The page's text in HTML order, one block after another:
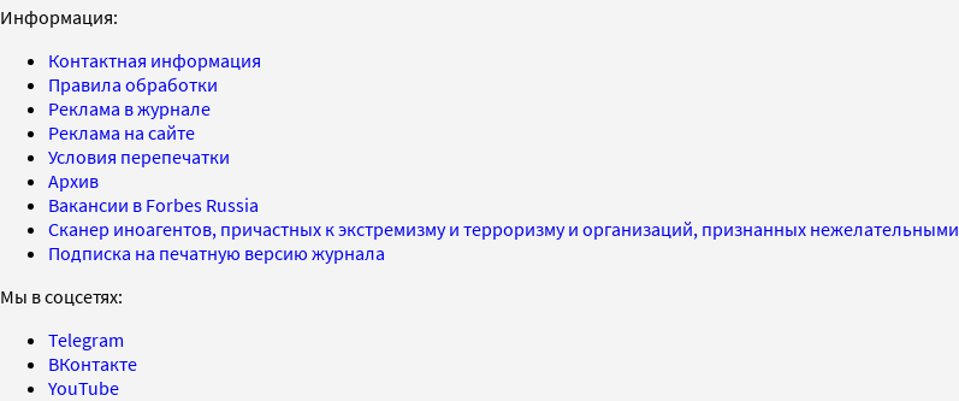
Информация:
Контактная информация
Правила обработки
Реклама в журнале
Реклама на сайте
Условия перепечатки
Архив
Вакансии в Forbes Russia
Сканер иноагентов, причастных к экстремизму и терроризму и организаций, признанных нежелательными
Подписка на печатную версию журнала
Мы в соцсетях:
Telegram
ВКонтакте
YouTube